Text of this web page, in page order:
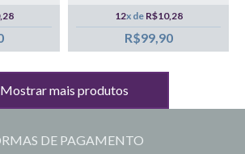
12x de R$10,28
R$99,90
Mostrar mais produtos
DE PAGAMENTO